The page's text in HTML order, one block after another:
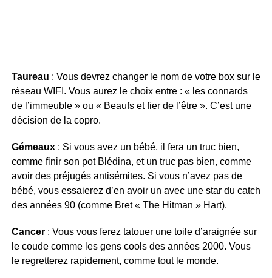
Taureau : Vous devrez changer le nom de votre box sur le
réseau WIFI. Vous aurez le choix entre : « les connards
de l’immeuble » ou « Beaufs et fier de l’être ». C’est une
décision de la copro.
Gémeaux: Si vous avez un bébé, il fera un truc bien,
comme finir son pot Blédina, et un truc pas bien, comme
avoir des préjugés antisémites. Si vous n’avez pas de
bébé, vous essaierez d’en avoir un avec une star du catch
des années 90 (comme Bret « The Hitman » Hart).
Cancer : Vous vous ferez tatouer une toile d’araignée sur
le coude comme les gens cools des années 2000. Vous
le regretterez rapidement, comme tout le monde.